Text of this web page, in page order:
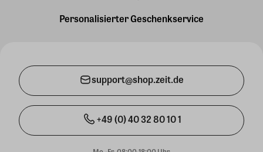
Personalisierter Geschenkservice
support@shop.zeit.de
+49 (0) 40 32 80 10 1